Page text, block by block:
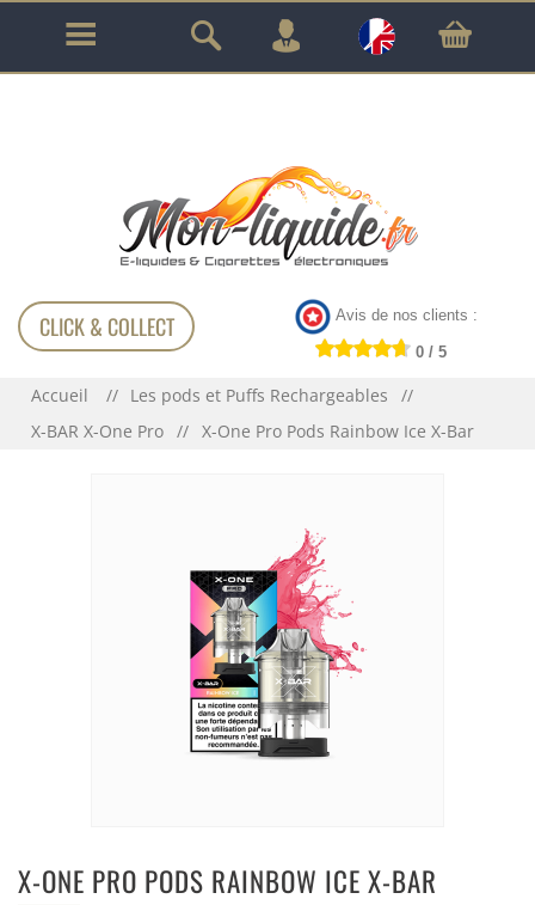
GARANTIE À VIE SUR TOUT LE MATÉRIEL
!!!
CLICK & COLLECT Avis de nos clients :
0 / 5
Accueil
Les pods et Puffs Rechargeables
X-BAR X-One Pro
X-One Pro Pods Rainbow Ice X-Bar
X-ONE PRO PODS RAINBOW ICE X-BAR